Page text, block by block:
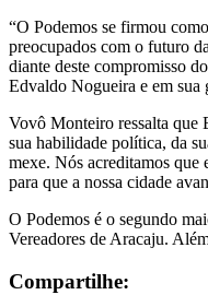
“O Podemos se firmou
preocupados com o futuro
diante deste compromisso
Edvaldo Nogueira e em sua
Vovô Monteiro ressalta que
sua habilidade política, da
mexe. Nós acreditamos que
para que a nossa cidade
O Podemos é o segundo
Vereadores de Aracaju.
Compartilhe: